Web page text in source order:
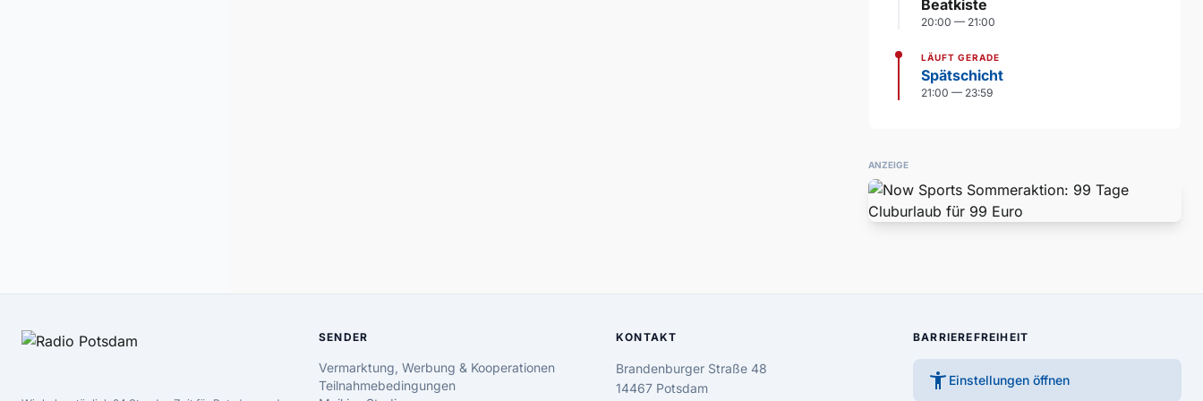
Beatkiste
20:00 — 21:00
LÄUFT GERADE
Spätschicht
21:00 — 23:59
ANZEIGE
SENDER
Vermarktung, Werbung & Kooperationen
Teilnahmebedingungen
KONTAKT
Brandenburger Straße 48
14467 Potsdam
BARRIEREFREIHEIT
accessibility_new Einstellungen öffnen